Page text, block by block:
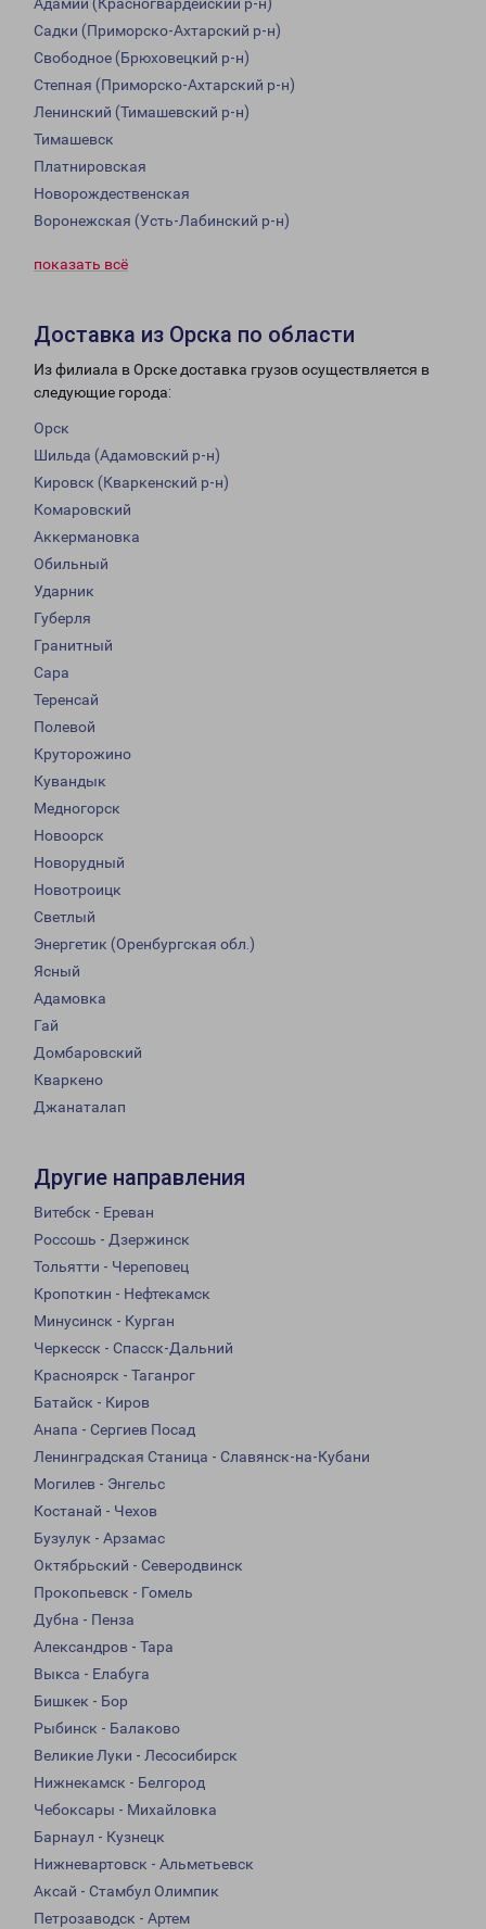
Адамий (Красногвардейский р-н)
Садки (Приморско-Ахтарский р-н)
Свободное (Брюховецкий р-н)
Степная (Приморско-Ахтарский р-н)
Ленинский (Тимашевский р-н)
Тимашевск
Платнировская
Новорождественская
Воронежская (Усть-Лабинский р-н)
показать всё
Доставка из Орска по области
Из филиала в Орске доставка грузов осуществляется в
следующие города:
Орск
Шильда (Адамовский р-н)
Кировск (Кваркенский р-н)
Комаровский
Аккермановка
Обильный
Ударник
Губерля
Гранитный
Сара
Теренсай
Полевой
Круторожино
Кувандык
Медногорск
Новоорск
Новорудный
Новотроицк
Светлый
Энергетик (Оренбургская обл.)
Ясный
Адамовка
Гай
Домбаровский
Кваркено
Джанаталап
Другие направления
Витебск - Ереван
Россошь - Дзержинск
Тольятти - Череповец
Кропоткин - Нефтекамск
Минусинск - Курган
Черкесск - Спасск-Дальний
Красноярск - Таганрог
Батайск - Киров
Анапа - Сергиев Посад
Ленинградская Станица - Славянск-на-Кубани
Могилев - Энгельс
Костанай - Чехов
Бузулук - Арзамас
Октябрьский - Северодвинск
Прокопьевск - Гомель
Дубна - Пенза
Александров - Тара
Выкса - Елабуга
Бишкек - Бор
Рыбинск - Балаково
Великие Луки - Лесосибирск
Нижнекамск - Белгород
Чебоксары - Михайловка
Барнаул - Кузнецк
Нижневартовск - Альметьевск
Аксай - Стамбул Олимпик
Петрозаводск - Артем